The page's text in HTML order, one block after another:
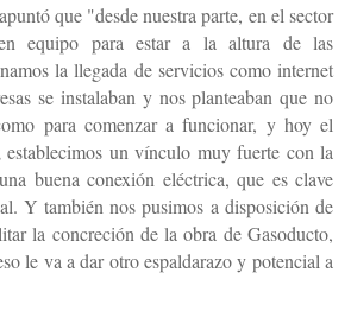
que "desde nuestra parte, en el sector
equipo para estar a la altura de las
la llegada de servicios como internet
se instalaban y nos planteaban que no
para comenzar a funcionar, y hoy el
establecimos un vínculo muy fuerte con la
buena conexión eléctrica, que es clave
Y también nos pusimos a disposición de
la concreción de la obra de Gasoducto,
le va a dar otro espaldarazo y potencial a